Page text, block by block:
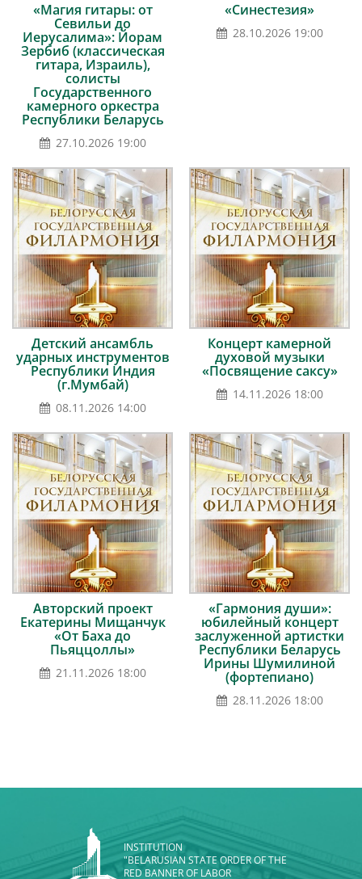
«Магия гитары: от
Севильи до
Иерусалима»: Йорам
Зербиб (классическая
гитара, Израиль),
солисты
Государственного
камерного оркестра
Республики Беларусь
27.10.2026 19:00
«Синестезия»
28.10.2026 19:00
Детский ансамбль
ударных инструментов
Республики Индия
(г.Мумбай)
08.11.2026 14:00
Концерт камерной
духовой музыки
«Посвящение саксу»
14.11.2026 18:00
Авторский проект
Екатерины Мищанчук
«От Баха до
Пьяццоллы»
21.11.2026 18:00
«Гармония души»:
юбилейный концерт
заслуженной артистки
Республики Беларусь
Ирины Шумилиной
(фортепиано)
28.11.2026 18:00
INSTITUTION
"BELARUSIAN STATE ORDER OF THE
RED BANNER OF LABOR